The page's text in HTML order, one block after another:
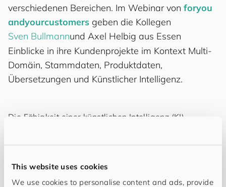
This website uses cookies
We use cookies to personalise content and ads, provide
verschiedenen Bereichen. Im Webinar von foryou
andyourcustomers geben die Kollegen
Sven Bullmannund Axel Helbig aus Essen
Einblicke in ihre Kundenprojekte im Kontext Multi-
Domäin, Stammdaten, Produktdaten,
Übersetzungen und Künstlicher Intelligenz.
Die Fähigkeit einer künstlichen Intelligenz (KI),
Problemstellungen lösen.